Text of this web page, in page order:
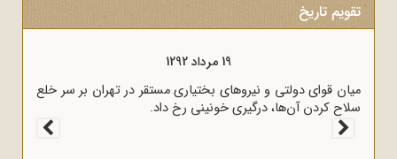
تقویم تاریخ
میان قوای دولتی و نیروهای
سلاح کردن آن‌ها، درگیری خونینی
اشغال خود درآوردند.